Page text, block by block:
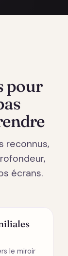
pour
reconnus,
écrans.
le miroir